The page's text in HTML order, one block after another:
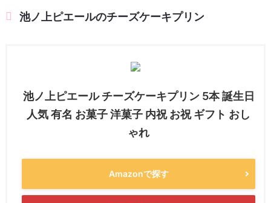
池ノ上ピエールのチーズケーキプリン
池ノ上ピエール チーズケーキプリン 5本 誕生日
人気 有名 お菓子 洋菓子 内祝 お祝 ギフト おし
ゃれ
Amazonで探す